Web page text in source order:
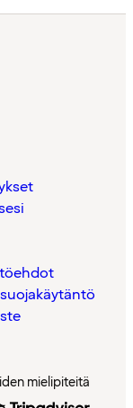
mielipiteitä